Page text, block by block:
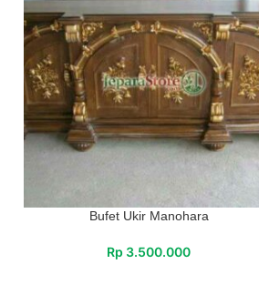
Bufet Ukir Manohara
Rp 3.500.000